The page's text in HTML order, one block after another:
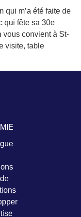
qui m’a été faite de
qui fête sa 30e
vous convient à St-
visite, table